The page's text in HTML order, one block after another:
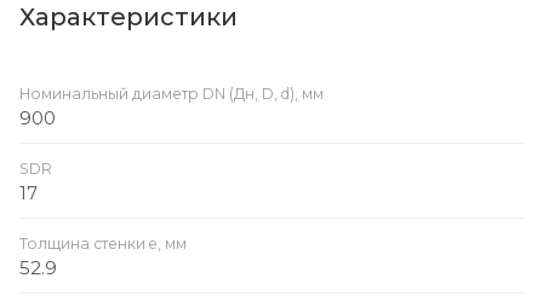
Характеристики
Номинальный диаметр DN (Дн, D, d), мм
900
SDR
17
Толщина стенки e, мм
52.9